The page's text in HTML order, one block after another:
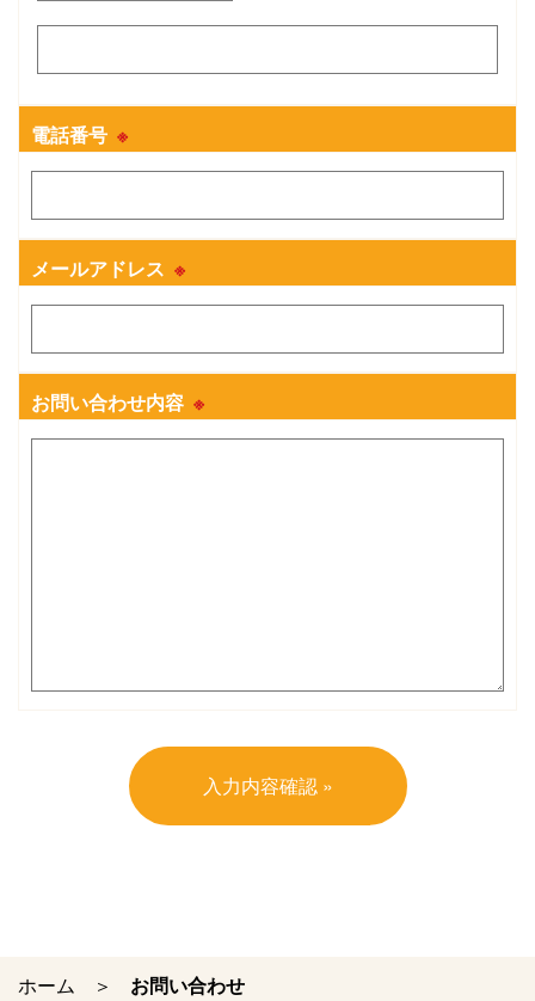
電話番号 ※
メールアドレス ※
お問い合わせ内容 ※
ホーム お問い合わせ